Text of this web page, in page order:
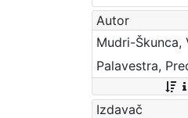
Autor
Mudri-Škunca,
Izdavač